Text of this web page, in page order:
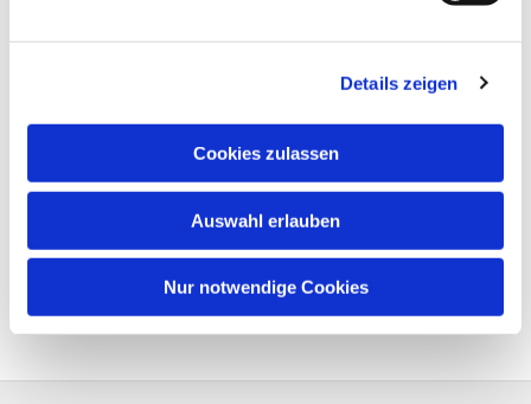
Details zeigen
Cookies zulassen
Auswahl erlauben
Nur notwendige Cookies